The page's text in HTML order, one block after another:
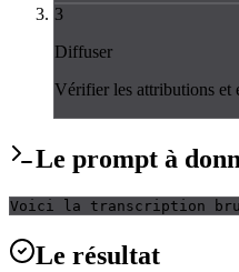
3
Diffuser
Vérifier les attributions et
Le prompt à
Voici la transcription
Le résultat